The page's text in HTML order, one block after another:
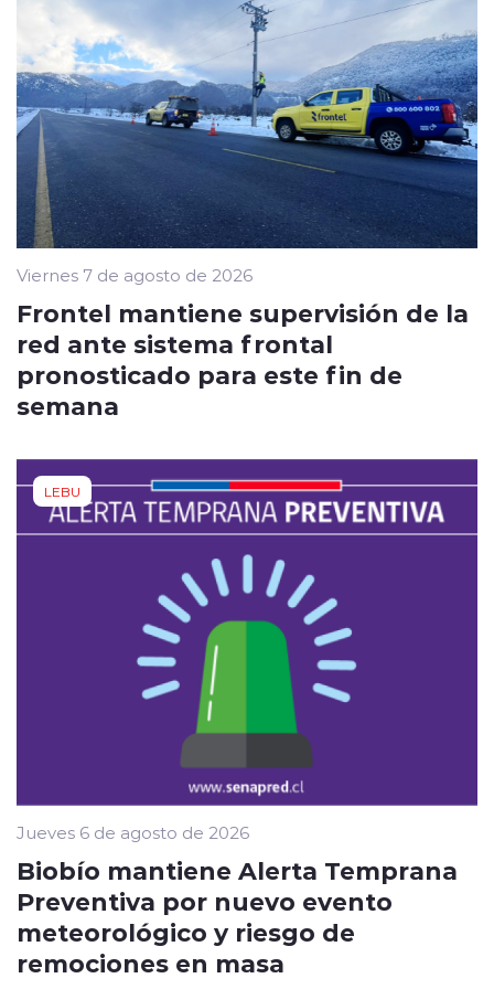
Viernes 7 de agosto de 2026
Frontel mantiene supervisión de la
red ante sistema frontal
pronosticado para este fin de
semana
LEBU
Jueves 6 de agosto de 2026
Biobío mantiene Alerta Temprana
Preventiva por nuevo evento
meteorológico y riesgo de
remociones en masa